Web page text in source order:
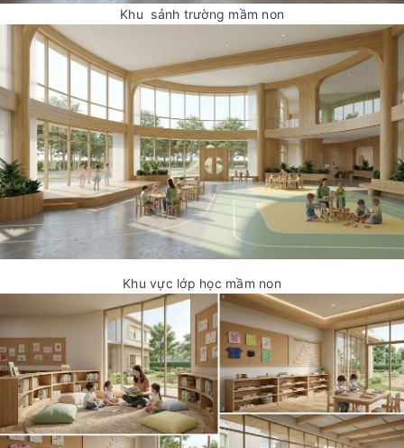
Khu sảnh trường mầm non
Khu vực lớp học mầm non